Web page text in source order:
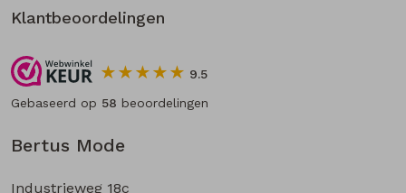
Bertus Mode
Industrieweg 18c
Klantbeoordelingen
9.5
Gebaseerd op 58 beoordelingen